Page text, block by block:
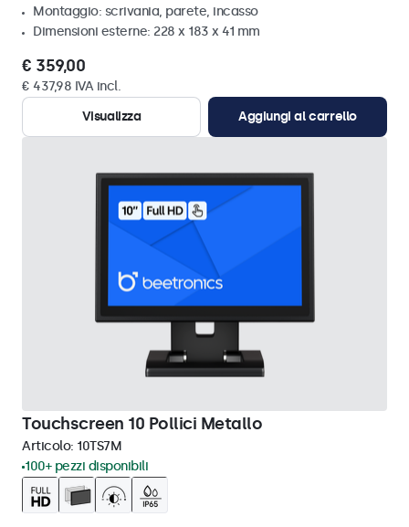
Montaggio: scrivania, parete, incasso
Dimensioni esterne: 228 x 183 x 41 mm
€ 359,00
€ 437,98 IVA incl.
Visualizza
Aggiungi al carrello
Touchscreen 10 Pollici Metallo
Articolo: 10TS7M
100+ pezzi disponibili